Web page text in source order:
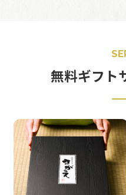
無料ギフト